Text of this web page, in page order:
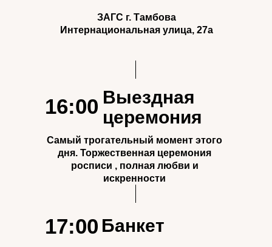
Самый трогательный момент этого
дня. Торжественная церемония
росписи , полная любви и
искренности
ЗАГС г. Тамбова
​Интернациональная улица, 27а
Банкет
Выездная
церемония
16:00
17:00